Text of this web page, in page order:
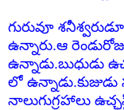
గురువూ
ఉన్నారు.ఆ
ఉన్నాడు.బుధుడు
లో ఉన్నాడు.కుజుడు
నాలుగుగ్రహాలు